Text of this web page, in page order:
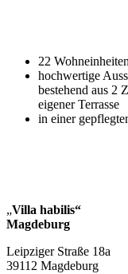
22
hochwertige
bestehend aus 2
eigener Terrasse
in einer
„Villa habilis“
Magdeburg
Leipziger Straße 18a
39112 Magdeburg